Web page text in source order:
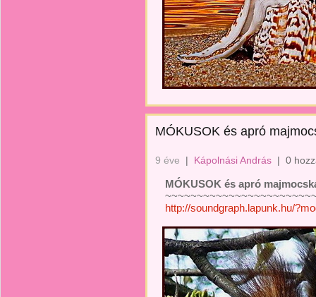
MÓKUSOK és apró
9 éve | Kápolnási András | 0
MÓKUSOK és apró
http://soundgraph.lapunk.hu/